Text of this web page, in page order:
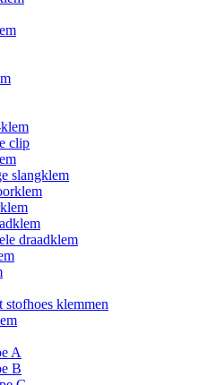
clip
slangklem
draadklem
klemmen
A
B